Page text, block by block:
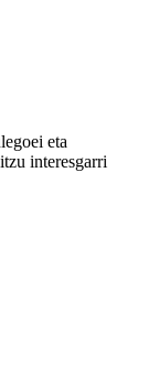
eta
interesgarri